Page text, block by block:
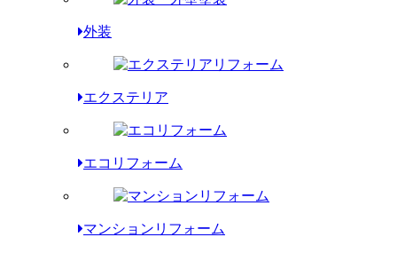
外装
エクステリア
エコリフォーム
マンションリフォーム